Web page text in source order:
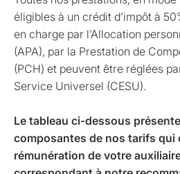
éligibles à un crédit d’impôt à
en charge par l’Allocation
(APA), par la Prestation de
(PCH) et peuvent être réglées
Service Universel (CESU).
Le tableau ci-dessous
composantes de nos tarifs qui
rémunération de votre